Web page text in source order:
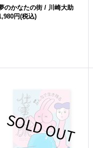
のかなたの街 / 川崎大助
円(税込)